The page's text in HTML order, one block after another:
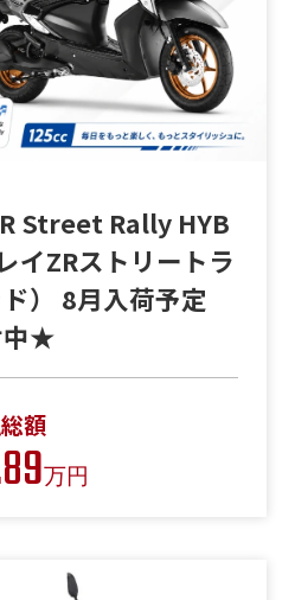
Street Rally HYB
イZRストリートラ
） 8月入荷予定
中★
額
万円